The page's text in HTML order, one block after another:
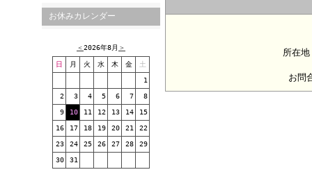
お休みカレンダー
＜2026年8月 ＞
日 月 火 水 木 金 土
1
2 3 4 5 6 7 8
9 10 11 12 13 14 15
16 17 18 19 20 21 22
23 24 25 26 27 28 29
30 31
所在
お問